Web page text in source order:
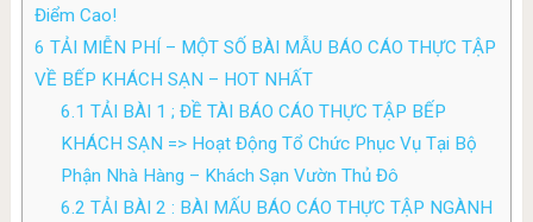
Điểm Cao!
6 TẢI MIỄN PHÍ – MỘT SỐ BÀI MẪU BÁO CÁO THỰC TẬP
VỀ BẾP KHÁCH SẠN – HOT NHẤT
6.1 TẢI BÀI 1 ; ĐỀ TÀI BÁO CÁO THỰC TẬP BẾP
KHÁCH SẠN => Hoạt Động Tổ Chức Phục Vụ Tại Bộ
Phận Nhà Hàng – Khách Sạn Vườn Thủ Đô
6.2 TẢI BÀI 2 : BÀI MẤU BÁO CÁO THỰC TẬP NGÀNH